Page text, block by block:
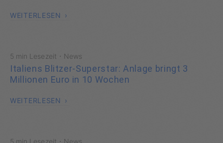
WEITERLESEN
5 min Lesezeit · News
Italiens Blitzer-Superstar: Anlage bringt 3
Millionen Euro in 10 Wochen
WEITERLESEN
5 min Lesezeit · News